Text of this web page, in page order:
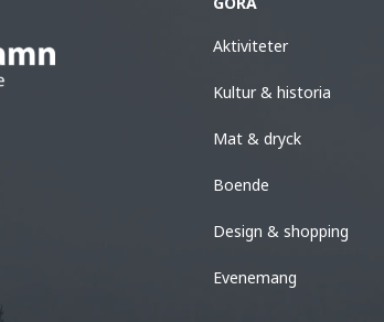
Aktiviteter
Kultur & historia
Mat & dryck
Boende
Design & shopping
Evenemang